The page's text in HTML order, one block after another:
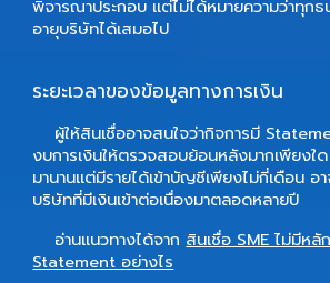
พิจารณาประกอบ แต่ไม่ได้หมายความว่าทุกธ
อายุบริษัทได้เสมอไป
ระยะเวลาของข้อมูลทางการเงิน
ผู้ให้สินเชื่ออาจสนใจว่ากิจการมี
งบการเงินให้ตรวจสอบย้อนหลังมากเพียงใ
มานานแต่มีรายได้เข้าบัญชีเพียงไม่กี่เดือน อ
บริษัทที่มีเงินเข้าต่อเนื่องมาตลอดหลายปี
อ่านแนวทางได้จาก สินเชื่อ SME ไม่มีห
Statement อย่างไร